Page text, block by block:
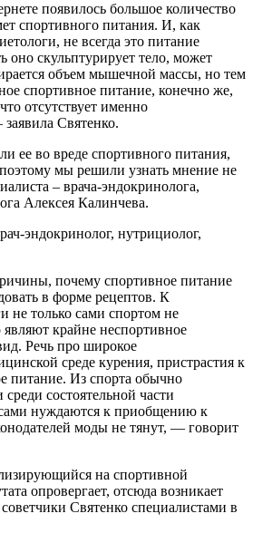
появилось большое количество
спортивного питания. И, как
не всегда это питание
оно скульптурирует тело, может
объем мышечной массы, но тем
спортивное питание, конечно же,
отсутствует именно
Святенко.
ее во вреде спортивного питания,
мы решили узнать мнение не
– врача-эндокринолога,
Алексея Калинчева.
почему спортивное питание
в форме рецептов. К
не только сами спортом не
крайне неспортивное
Речь про широкое
среде курения, пристрастия к
питание. Из спорта обычно
состоятельной части
нуждаются к приобщению к
моды не тянут, — говорит
на спортивной
опровергает, отсюда возникает
Святенко специалистами в